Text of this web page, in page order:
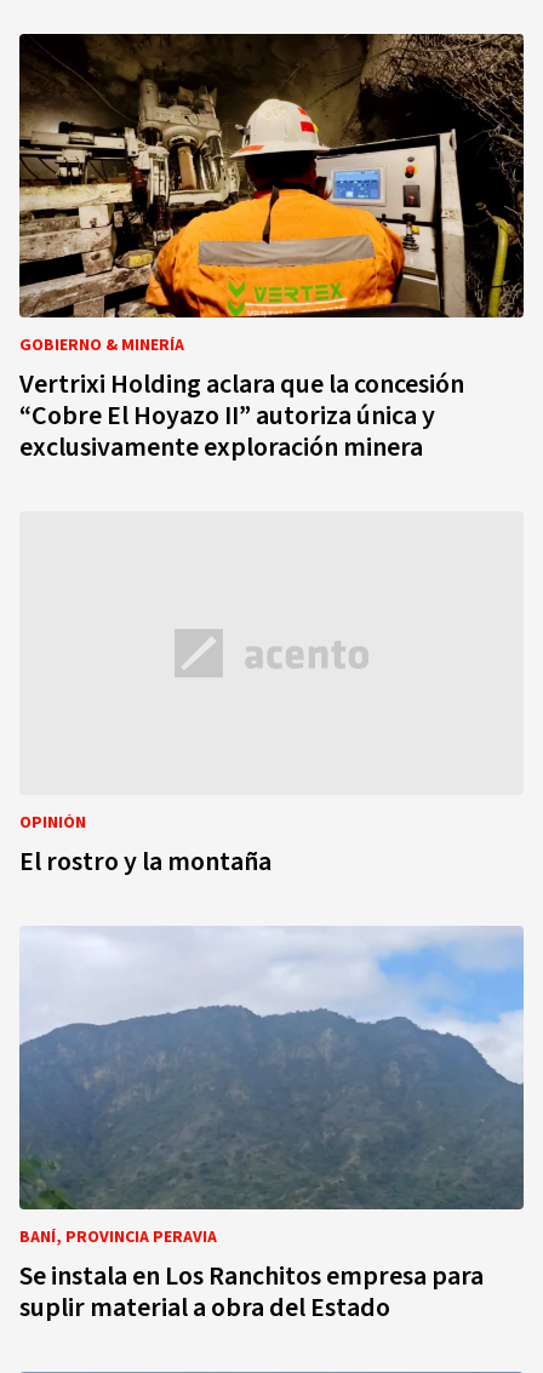
GOBIERNO & MINERÍA
Vertrixi Holding aclara que la concesión
“Cobre El Hoyazo II” autoriza única y
exclusivamente exploración minera
OPINIÓN
El rostro y la montaña
BANÍ, PROVINCIA PERAVIA
Se instala en Los Ranchitos empresa para
suplir material a obra del Estado